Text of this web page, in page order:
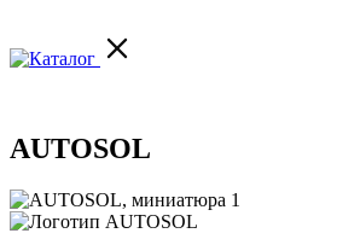
AUTOSOL